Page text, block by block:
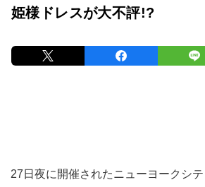
姫様ドレスが大不評!?
27日夜に開催されたニューヨークシ